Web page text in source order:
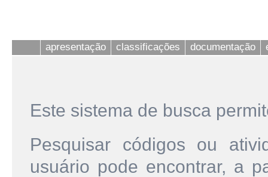
apresentação classificações documentação
Este sistema de busca
Pesquisar códigos ou
usuário pode encontrar, a